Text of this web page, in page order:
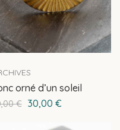
orné d’un soleil
€ 30,00 €